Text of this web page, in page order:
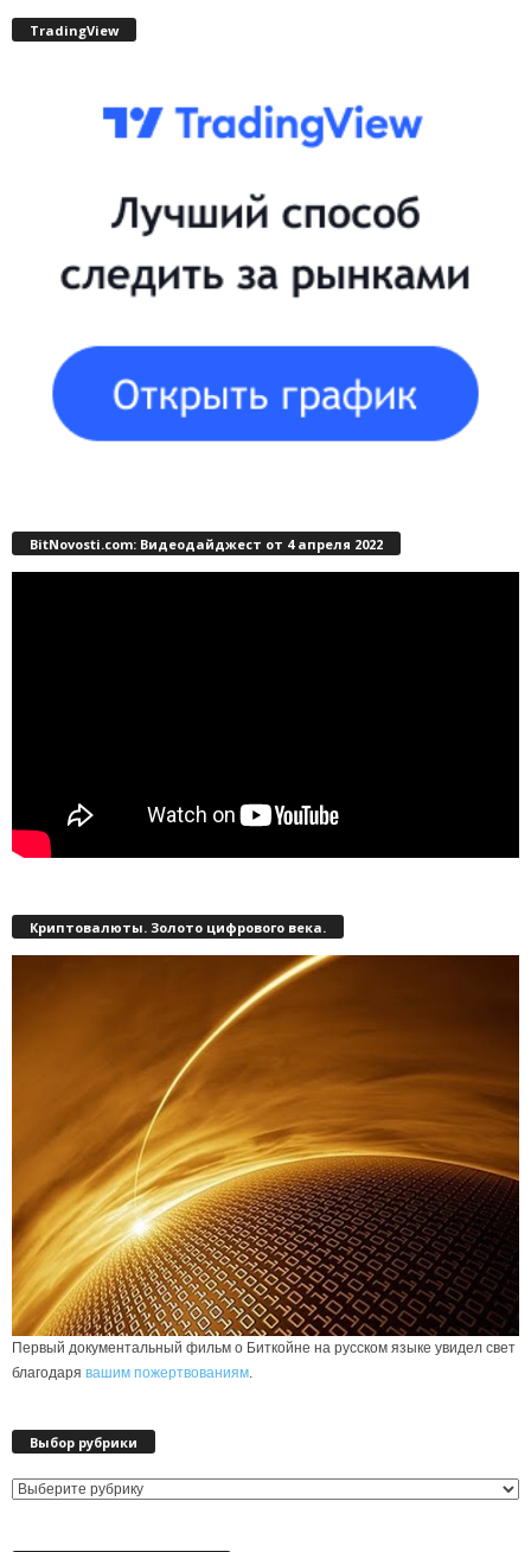
TradingView
BitNovosti.com: Видеодайджест от 4 апреля 2022
Криптовалюты. Золото цифрового века.
Первый документальный фильм о Биткойне на русском языке увидел свет
благодаря вашим пожертвованиям
Выбор рубрики
Выбор